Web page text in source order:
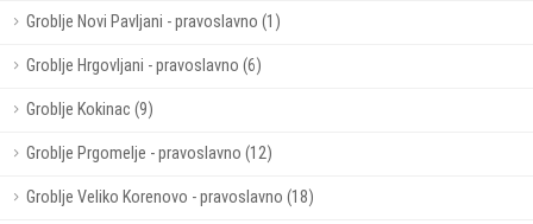
Groblje Novi Pavljani - pravoslavno (1)
Groblje Hrgovljani - pravoslavno (6)
Groblje Kokinac (9)
Groblje Prgomelje - pravoslavno (12)
Groblje Veliko Korenovo - pravoslavno (18)